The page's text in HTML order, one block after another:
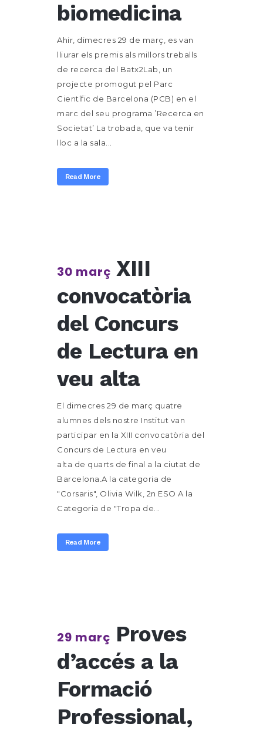
biomedicina
Ahir, dimecres 29 de març, es van
lliurar els premis als millors treballs
de recerca del Batx2Lab, un
projecte promogut pel Parc
Científic de Barcelona (PCB) en el
marc del seu programa ’Recerca en
Societat’ La trobada, que va tenir
lloc a la sala...
Read More
30 març XIII
convocatòria
del Concurs
de Lectura en
veu alta
El dimecres 29 de març quatre
alumnes dels nostre Institut van
participar en la XIII convocatòria del
Concurs de Lectura en veu
alta de quarts de final a la ciutat de
Barcelona.A la categoria de
"Corsaris", Olivia Wilk, 2n ESO A la
Categoria de "Tropa de...
Read More
29 març Proves
d’accés a la
Formació
Professional,